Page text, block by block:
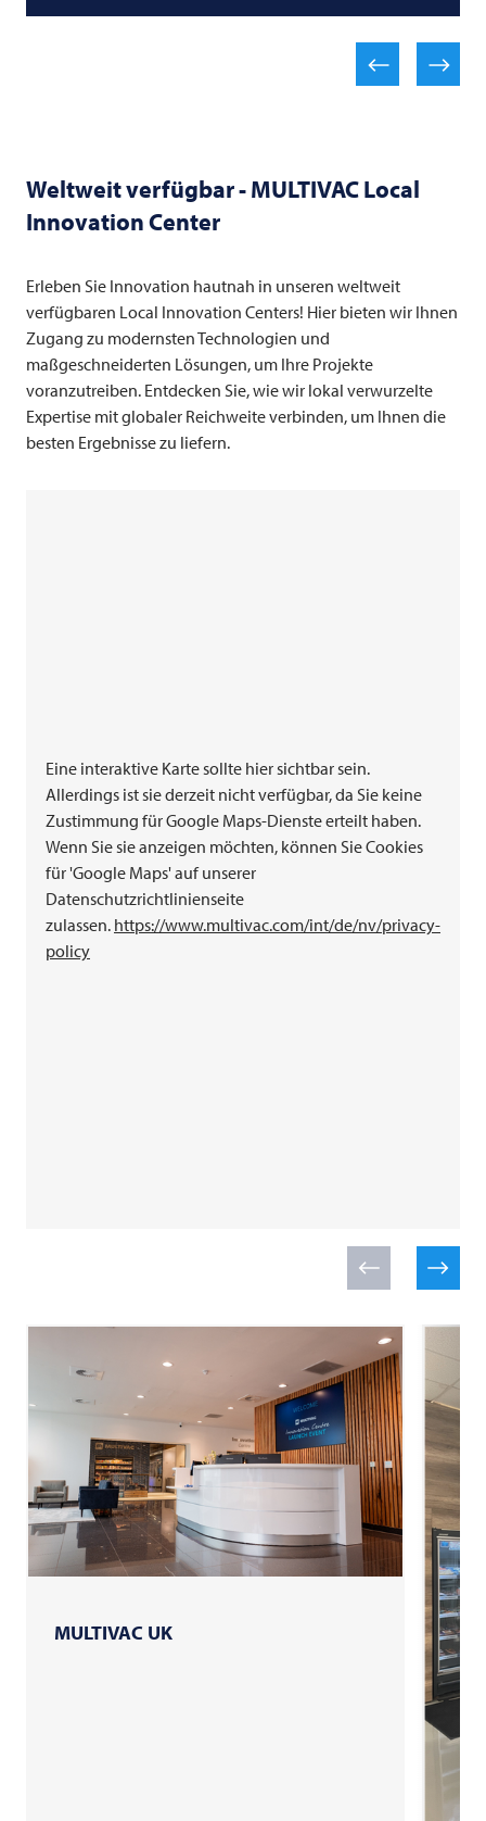
Weltweit verfügbar -MULTIVACLocal
Innovation Center
Erleben Sie Innovation hautnah in unseren weltweit
verfügbaren Local Innovation Centers! Hier bieten wir Ihnen
Zugang zu modernsten Technologien und
maßgeschneiderten Lösungen, um Ihre Projekte
voranzutreiben. Entdecken Sie, wie wir lokal verwurzelte
Expertise mit globaler Reichweite verbinden, um Ihnen die
besten Ergebnisse zu liefern.
Eine interaktive Karte sollte hier sichtbar sein.
Allerdings ist sie derzeit nicht verfügbar, da Sie keine
Zustimmung für Google Maps-Dienste erteilt haben.
Wenn Sie sie anzeigen möchten, können Sie Cookies
für 'Google Maps' auf unserer
Datenschutzrichtlinienseite
zulassen. https://www.multivac.com/int/de/nv/privacy-
policy
MULTIVAC UK